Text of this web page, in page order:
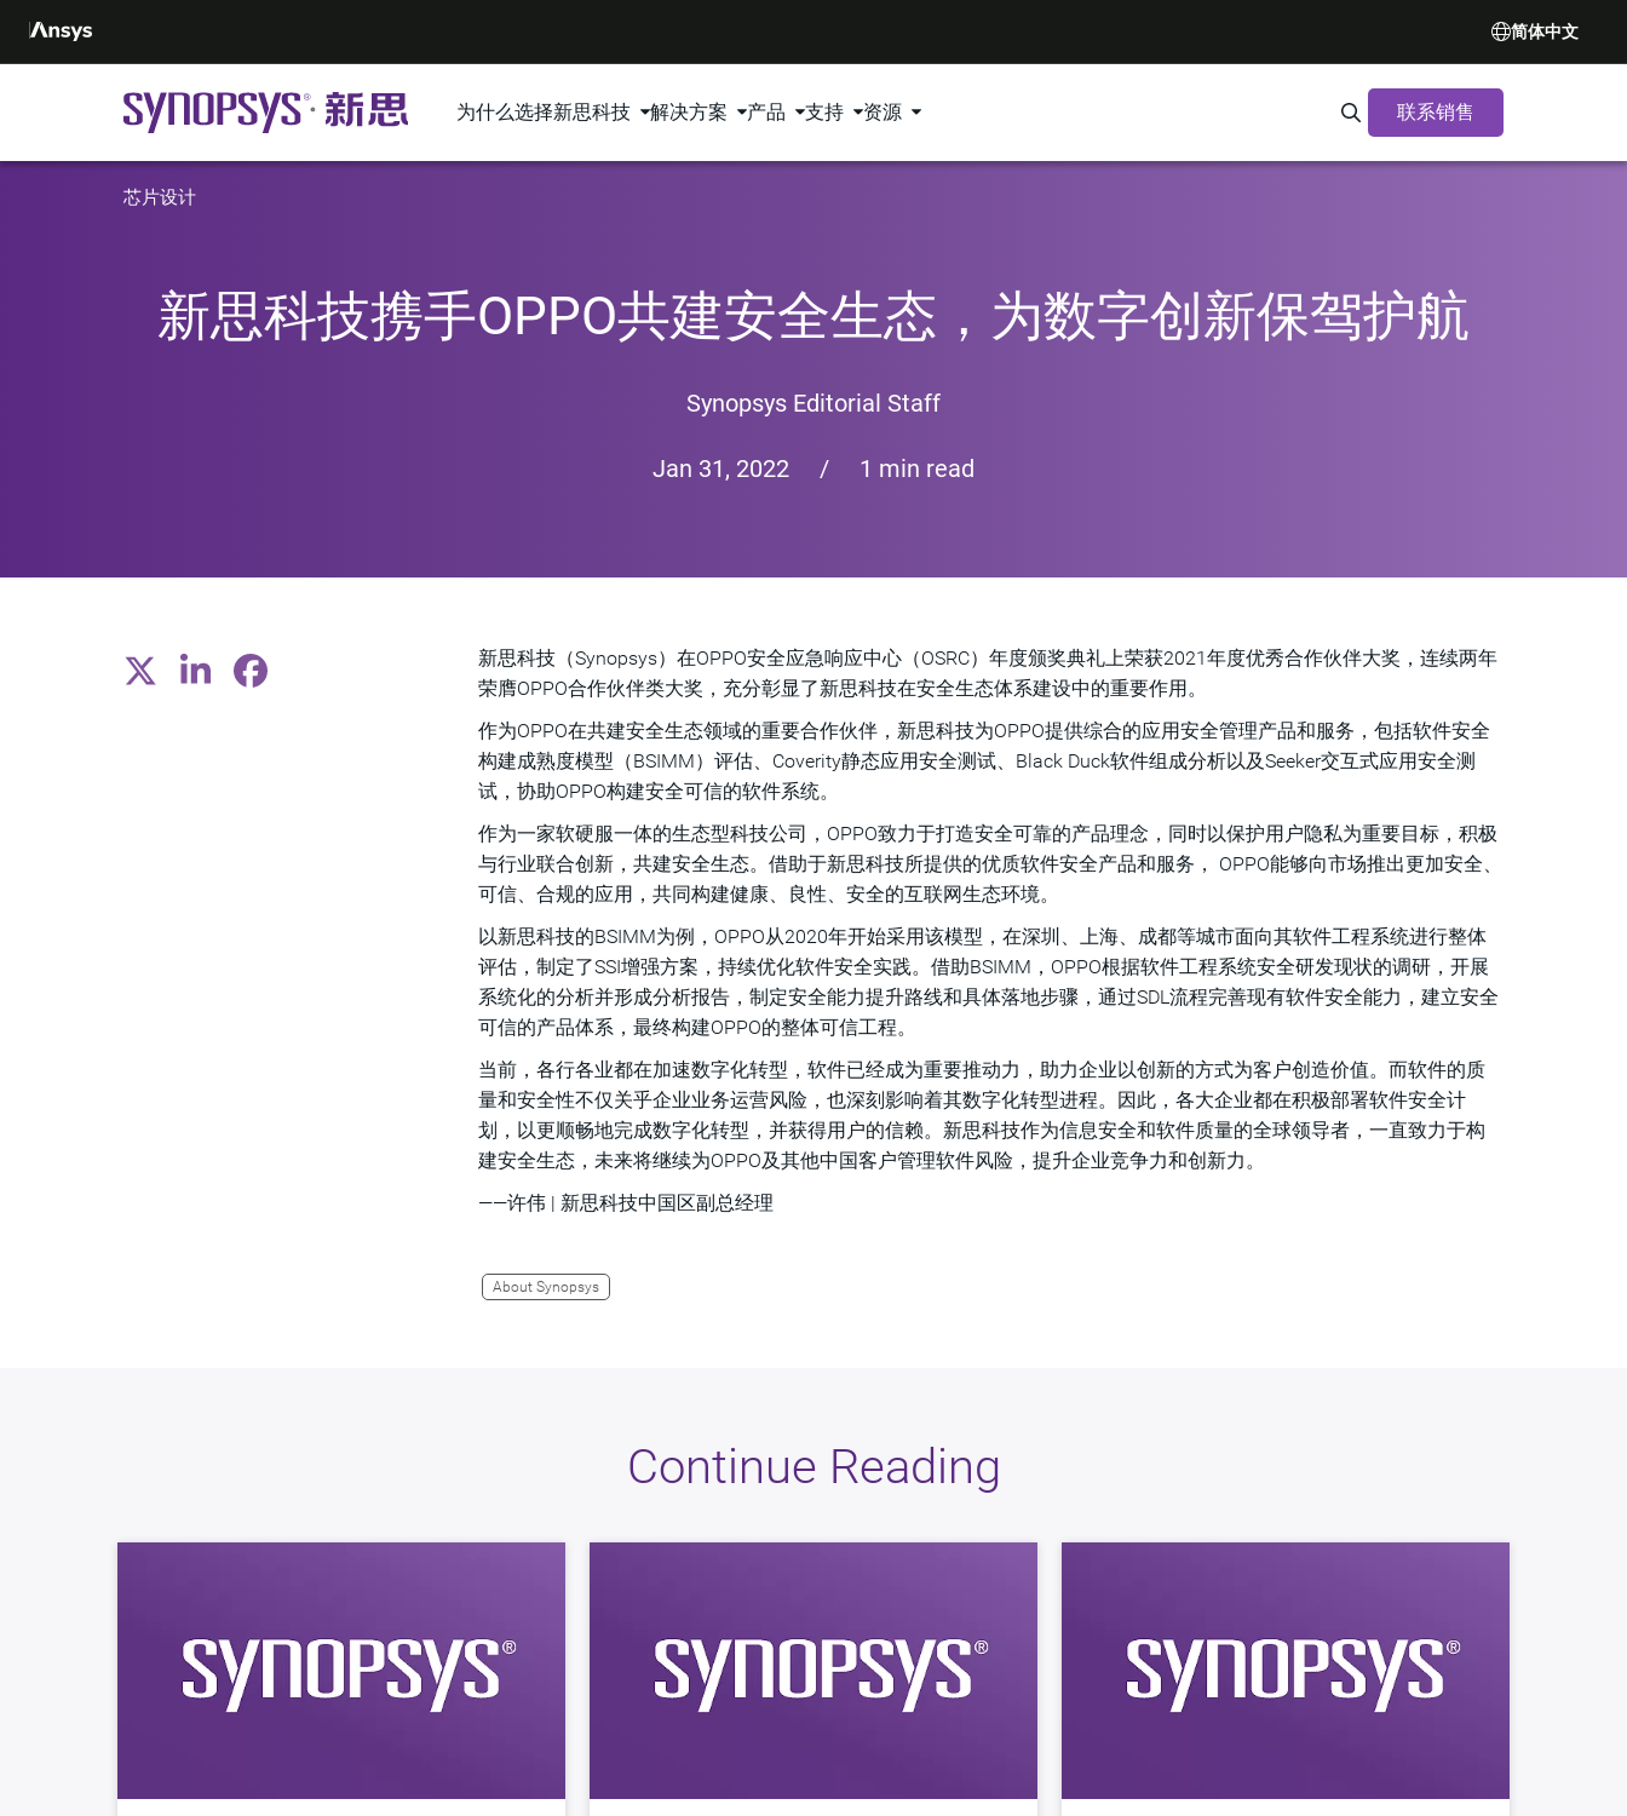
简体中文
为什么选择新思科技 解决方案 产品 支持 资源 Search Synopsys.com
联系销售
芯片设计
新思科技携手OPPO共建安全生态，为数字创新保驾护航
Synopsys Editorial Staff
Jan 31, 2022 / 1 min read
新思科技（Synopsys）在OPPO安全应急响应中心（OSRC）年度颁奖典礼上荣获2021年度优秀合作伙伴大奖，连续两年
荣膺OPPO合作伙伴类大奖，充分彰显了新思科技在安全生态体系建设中的重要作用。
作为OPPO在共建安全生态领域的重要合作伙伴，新思科技为OPPO提供综合的应用安全管理产品和服务，包括软件安全
构建成熟度模型（BSIMM）评估、Coverity静态应用安全测试、Black Duck软件组成分析以及Seeker交互式应用安全测
试，协助OPPO构建安全可信的软件系统。
作为一家软硬服一体的生态型科技公司，OPPO致力于打造安全可靠的产品理念，同时以保护用户隐私为重要目标，积极
与行业联合创新，共建安全生态。借助于新思科技所提供的优质软件安全产品和服务， OPPO能够向市场推出更加安全、
可信、合规的应用，共同构建健康、良性、安全的互联网生态环境。
以新思科技的BSIMM为例，OPPO从2020年开始采用该模型，在深圳、上海、成都等城市面向其软件工程系统进行整体
评估，制定了SSI增强方案，持续优化软件安全实践。借助BSIMM，OPPO根据软件工程系统安全研发现状的调研，开展
系统化的分析并形成分析报告，制定安全能力提升路线和具体落地步骤，通过SDL流程完善现有软件安全能力，建立安全
可信的产品体系，最终构建OPPO的整体可信工程。
当前，各行各业都在加速数字化转型，软件已经成为重要推动力，助力企业以创新的方式为客户创造价值。而软件的质
量和安全性不仅关乎企业业务运营风险，也深刻影响着其数字化转型进程。因此，各大企业都在积极部署软件安全计
划，以更顺畅地完成数字化转型，并获得用户的信赖。新思科技作为信息安全和软件质量的全球领导者，一直致力于构
建安全生态，未来将继续为OPPO及其他中国客户管理软件风险，提升企业竞争力和创新力。
——许伟 | 新思科技中国区副总经理
About Synopsys
Continue Reading